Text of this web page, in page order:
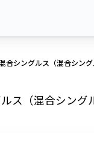
合シングルス（混合シン
ス（混合シング